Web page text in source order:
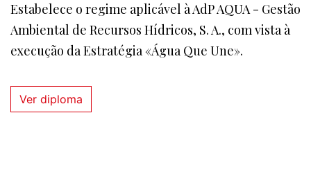
Estabelece o regime aplicável à AdP AQUA - Gestão
Ambiental de Recursos Hídricos, S. A., com vista à
execução da Estratégia «Água Que Une».
Ver diploma